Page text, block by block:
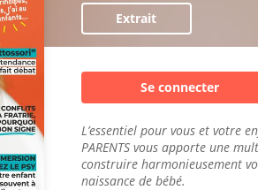
Extrait
Se connecter
L’essentiel pour vous et votre
PARENTS vous apporte une
construire harmonieusement
naissance de bébé.